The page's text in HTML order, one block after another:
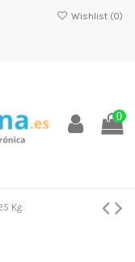
Wishlist (0)
0
Kg